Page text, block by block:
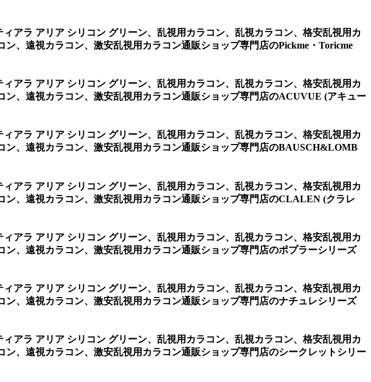
ィアラ アリア シリコン グリーン、乱視用カラコン、乱視カラコン、格安乱視用カ
、遠視カラコン、激安乱視用カラコン通販ショップ専門店のPickme・Toricme
ィアラ アリア シリコン グリーン、乱視用カラコン、乱視カラコン、格安乱視用カ
、遠視カラコン、激安乱視用カラコン通販ショップ専門店のACUVUE (アキュー
ィアラ アリア シリコン グリーン、乱視用カラコン、乱視カラコン、格安乱視用カ
、遠視カラコン、激安乱視用カラコン通販ショップ専門店のBAUSCH&LOMB
ィアラ アリア シリコン グリーン、乱視用カラコン、乱視カラコン、格安乱視用カ
、遠視カラコン、激安乱視用カラコン通販ショップ専門店のCLALEN (クラレ
ィアラ アリア シリコン グリーン、乱視用カラコン、乱視カラコン、格安乱視用カ
、遠視カラコン、激安乱視用カラコン通販ショップ専門店のポプラーシリーズ
ィアラ アリア シリコン グリーン、乱視用カラコン、乱視カラコン、格安乱視用カ
、遠視カラコン、激安乱視用カラコン通販ショップ専門店のナチュレシリーズ
ィアラ アリア シリコン グリーン、乱視用カラコン、乱視カラコン、格安乱視用カ
、遠視カラコン、激安乱視用カラコン通販ショップ専門店のシークレットシリー